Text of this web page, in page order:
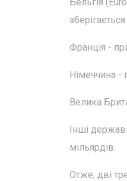
Франція -
Німеччина -
Велика
Інші
мільярдів.
Отже, дві